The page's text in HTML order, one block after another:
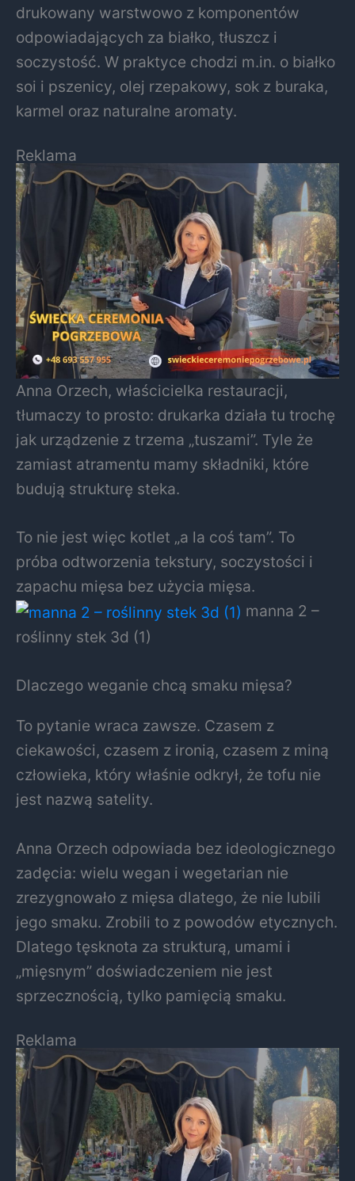
drukowany warstwowo z komponentów
odpowiadających za białko, tłuszcz i
soczystość. W praktyce chodzi m.in. o białko
soi i pszenicy, olej rzepakowy, sok z buraka,
karmel oraz naturalne aromaty.
Reklama
Anna Orzech, właścicielka restauracji,
tłumaczy to prosto: drukarka działa tu trochę
jak urządzenie z trzema „tuszami”. Tyle że
zamiast atramentu mamy składniki, które
budują strukturę steka.
To nie jest więc kotlet „a la coś tam”. To
próba odtworzenia tekstury, soczystości i
zapachu mięsa bez użycia mięsa.
manna 2 –
roślinny stek 3d (1)
Dlaczego weganie chcą smaku mięsa?
To pytanie wraca zawsze. Czasem z
ciekawości, czasem z ironią, czasem z miną
człowieka, który właśnie odkrył, że tofu nie
jest nazwą satelity.
Anna Orzech odpowiada bez ideologicznego
zadęcia: wielu wegan i wegetarian nie
zrezygnowało z mięsa dlatego, że nie lubili
jego smaku. Zrobili to z powodów etycznych.
Dlatego tęsknota za strukturą, umami i
„mięsnym” doświadczeniem nie jest
sprzecznością, tylko pamięcią smaku.
Reklama